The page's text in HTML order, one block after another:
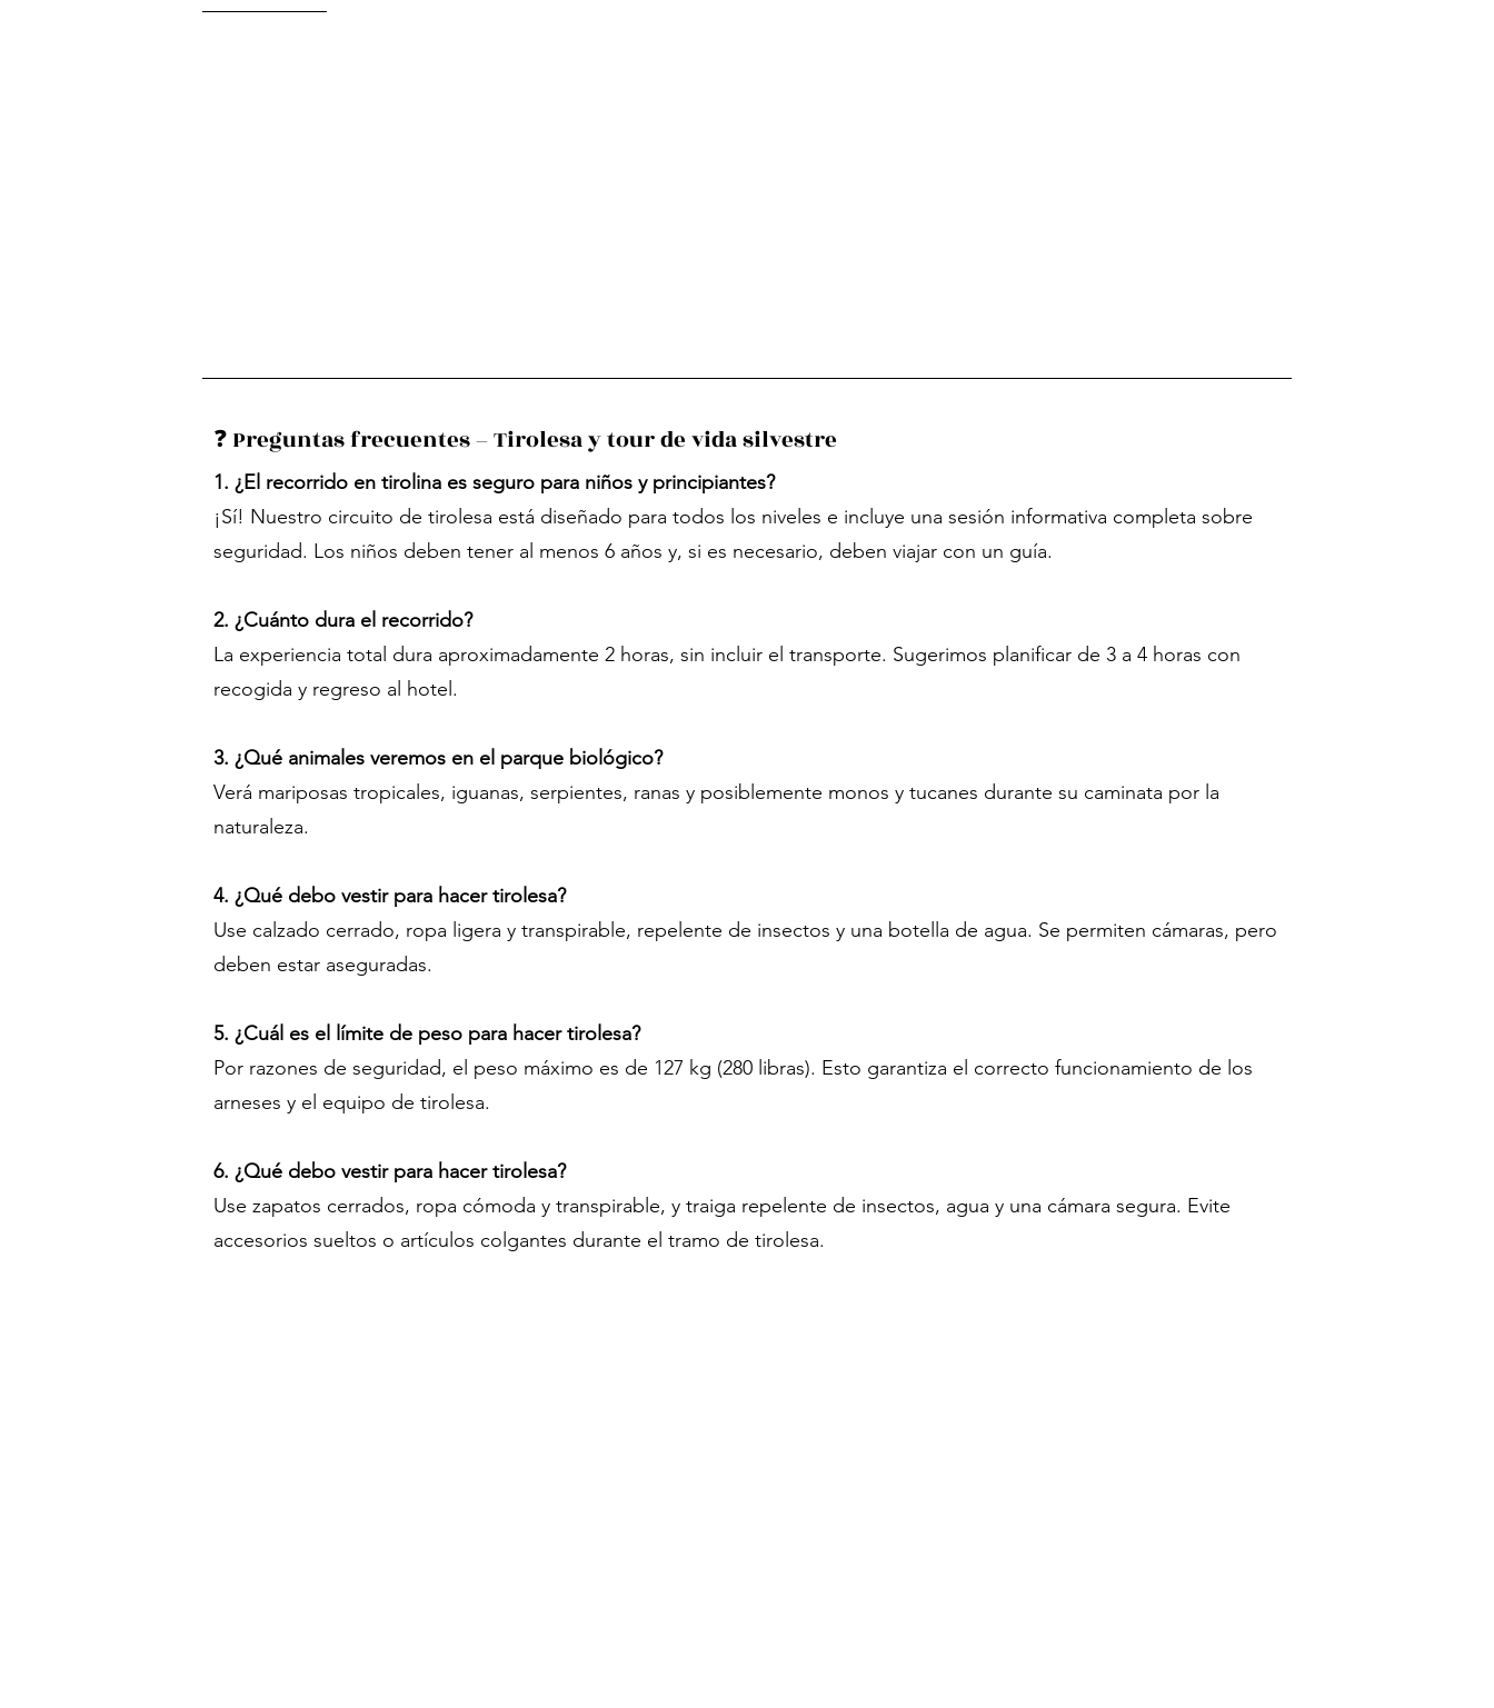
❓ Preguntas frecuentes – Tirolesa y tour de vida silvestre
1. ¿El recorrido en tirolina es seguro para niños y principiantes?
¡Sí! Nuestro circuito de tirolesa está diseñado para todos los niveles e incluye una sesión informativa completa sobre
seguridad. Los niños deben tener al menos 6 años y, si es necesario, deben viajar con un guía.
2. ¿Cuánto dura el recorrido?
La experiencia total dura aproximadamente 2 horas, sin incluir el transporte. Sugerimos planificar de 3 a 4 horas con
recogida y regreso al hotel.
3. ¿Qué animales veremos en el parque biológico?
Verá mariposas tropicales, iguanas, serpientes, ranas y posiblemente monos y tucanes durante su caminata por la
naturaleza.
4. ¿Qué debo vestir para hacer tirolesa?
Use calzado cerrado, ropa ligera y transpirable, repelente de insectos y una botella de agua. Se permiten cámaras, pero
deben estar aseguradas.
5. ¿Cuál es el límite de peso para hacer tirolesa?
Por razones de seguridad, el peso máximo es de 127 kg (280 libras). Esto garantiza el correcto funcionamiento de los
arneses y el equipo de tirolesa.
6. ¿Qué debo vestir para hacer tirolesa?
Use zapatos cerrados, ropa cómoda y transpirable, y traiga repelente de insectos, agua y una cámara segura. Evite
accesorios sueltos o artículos colgantes durante el tramo de tirolesa.